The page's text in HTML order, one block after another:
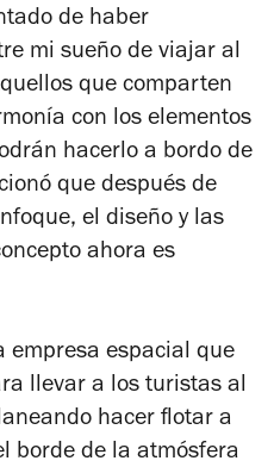
de haber
mi sueño de viajar al
que comparten
con los elementos
hacerlo a bordo de
que después de
el diseño y las
ahora es
empresa espacial que
llevar a los turistas al
hacer flotar a
borde de la atmósfera